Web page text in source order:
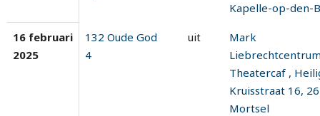
Kapelle-op-den-
16 februari
2025
132 Oude God
4
uit
Mark
Theatercaf ,
Kruisstraat 16,
Mortsel